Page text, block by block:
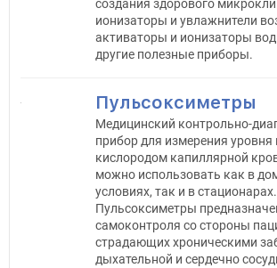
создания здорового
ионизаторы и увлажнители
активаторы и ионизаторы
другие полезные приборы.
Пульсоксиметры
Медицинский контрольно-
прибор для измерения
кислородом капиллярной
можно использовать как в
условиях, так и в стационарах.
Пульсоксиметры
самоконтроля со стороны
страдающих хроническими
дыхательной и сердечно